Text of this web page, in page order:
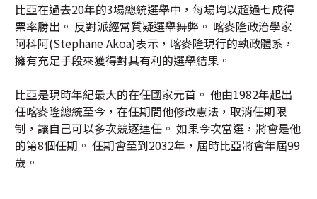
比亞在過去20年的3場總統選舉中，每場均以超過七成得
票率勝出。 反對派經常質疑選舉舞弊。 喀麥隆政治學家
阿科阿(Stephane Akoa)表示，喀麥隆現行的執政體系，
擁有充足手段來獲得對其有利的選舉結果。
比亞是現時年紀最大的在任國家元首。 他由1982年起出
任喀麥隆總統至今，在任期間他修改憲法，取消任期限
制，讓自己可以多次競逐連任。 如果今次當選，將會是他
的第8個任期。 任期會至到2032年，屆時比亞將會年屆99
歲。